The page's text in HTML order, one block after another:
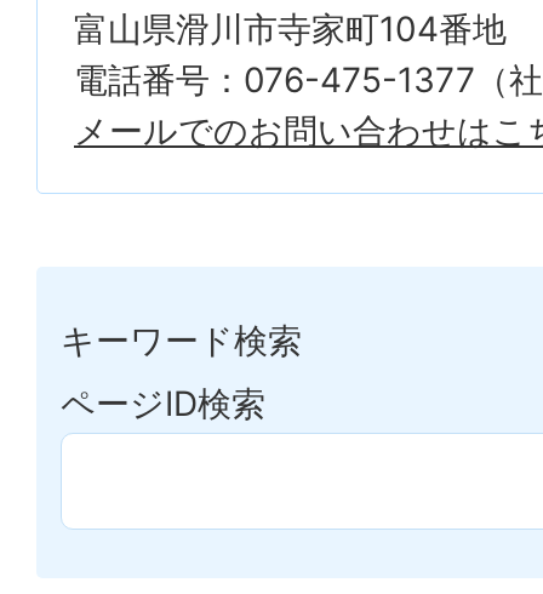
富山県滑川市寺家町104番地
電話番号：076-475-1377（
メールでのお問い合わせはこ
キーワード検索
ページID検索